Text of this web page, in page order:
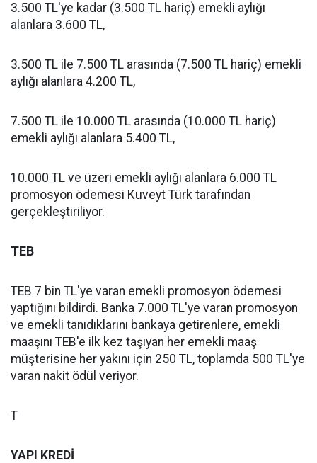
3.500 TL'ye kadar (3.500 TL hariç) emekli aylığı
alanlara 3.600 TL,
3.500 TL ile 7.500 TL arasında (7.500 TL hariç) emekli
aylığı alanlara 4.200 TL,
7.500 TL ile 10.000 TL arasında (10.000 TL hariç)
emekli aylığı alanlara 5.400 TL,
10.000 TL ve üzeri emekli aylığı alanlara 6.000 TL
promosyon ödemesi Kuveyt Türk tarafından
gerçekleştiriliyor.
TEB
TEB 7 bin TL'ye varan emekli promosyon ödemesi
yaptığını bildirdi. Banka 7.000 TL'ye varan promosyon
ve emekli tanıdıklarını bankaya getirenlere, emekli
maaşını TEB'e ilk kez taşıyan her emekli maaş
müşterisine her yakını için 250 TL, toplamda 500 TL'ye
varan nakit ödül veriyor.
T
YAPI KREDİ